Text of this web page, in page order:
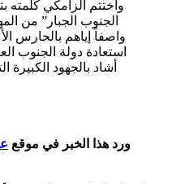
واختتم الزامكي كلمته
الجنوب الجبار” من
واصفاً إياهم بالحارس
استعادة دولة الجنوب
أشاد بالجهود الكبيرة
ورد هذا الخبر في موقع